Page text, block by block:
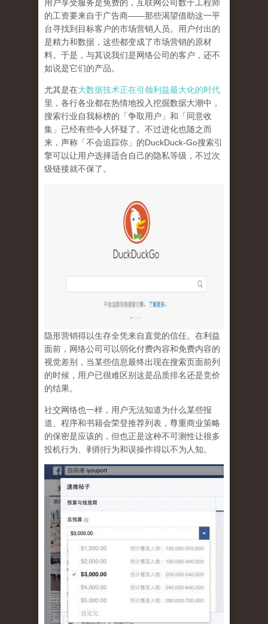
用户享受服务是免费的，互联网公司数千工程师
的工资要来自于广告商——那些渴望借助这一平
台寻找到目标客户的市场营销人员。用户付出的
是精力和数据，这些都变成了市场营销的原材
料。于是， 与其说我们是网络公司的客户，还不
如说是它们的产品。
尤其是在大数据技术正在引领利益最大化的时代
里，各行各业都在热情地投入挖掘数据大潮中，
搜索行业自我标榜的「争取用户」和「同意收
集」已经有些令人怀疑了。不过进化也随之而
来，声称「不会追踪你」的DuckDuck-Go搜索引
擎可以让用户选择适合自己的隐私等级，不过次
级链接就不保了。
隐形营销得以生存全凭来自直觉的信任。在利益
面前，网络公司可以弱化付费内容和免费内容的
视觉差别，当某些信息最终出现在搜索页面前列
的时候，用户已很难区别这是品质排名还是竞价
的结果。
社交网络也一样， 用户无法知道为什么某些报
道、程序和书籍会荣登推荐列表，尊重商业策略
的保密是应该的，但也正是这种不可测性让很多
投机行为、剥削行为和误操作得以不为人知。